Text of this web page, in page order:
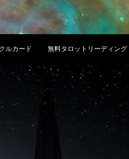
ルカード 無料タロットリーディング